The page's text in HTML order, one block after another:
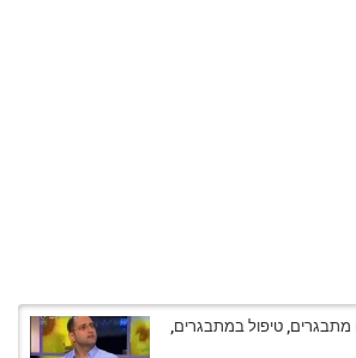
מתבגרים, טיפול במתבגרים,